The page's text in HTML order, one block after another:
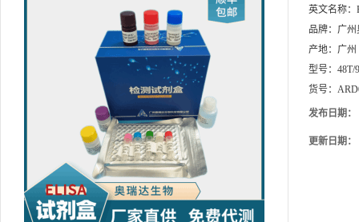
英文名称：
品牌： 广州
产地： 广州
型号： 48T/
货号：
发布日期：
更新日期：